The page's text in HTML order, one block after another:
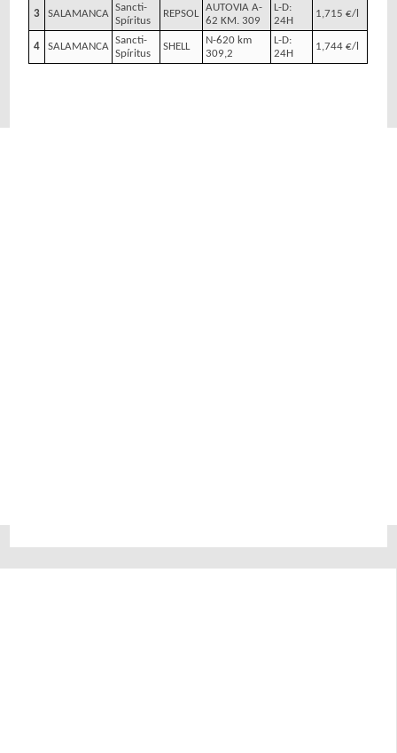
3 SALAMANCA
Sancti-
Spíritus
REPSOL
AUTOVIA A-
62 KM. 309
L-D:
24H
1,715 €/l
4 SALAMANCA
Sancti-
Spíritus
SHELL
N-620 km
309,2
L-D:
24H
1,744 €/l